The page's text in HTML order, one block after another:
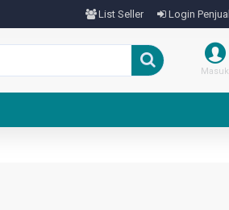
List Seller Login Penjual
Masuk